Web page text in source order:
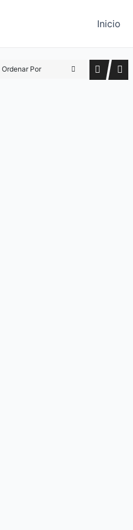
Inicio
Ordenar Por